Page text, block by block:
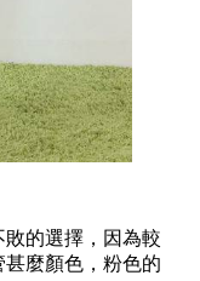
的選擇，因為較
麼顏色，粉色的